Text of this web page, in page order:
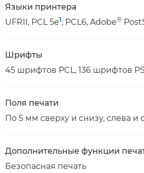
Языки принтера
UFRII, PCL 5e1, PCL6, Adobe®
Шрифты
45 шрифтов PCL, 136 шрифтов PS
Поля печати
По 5 мм сверху и снизу, слева и
Дополнительные функции
Безопасная печать